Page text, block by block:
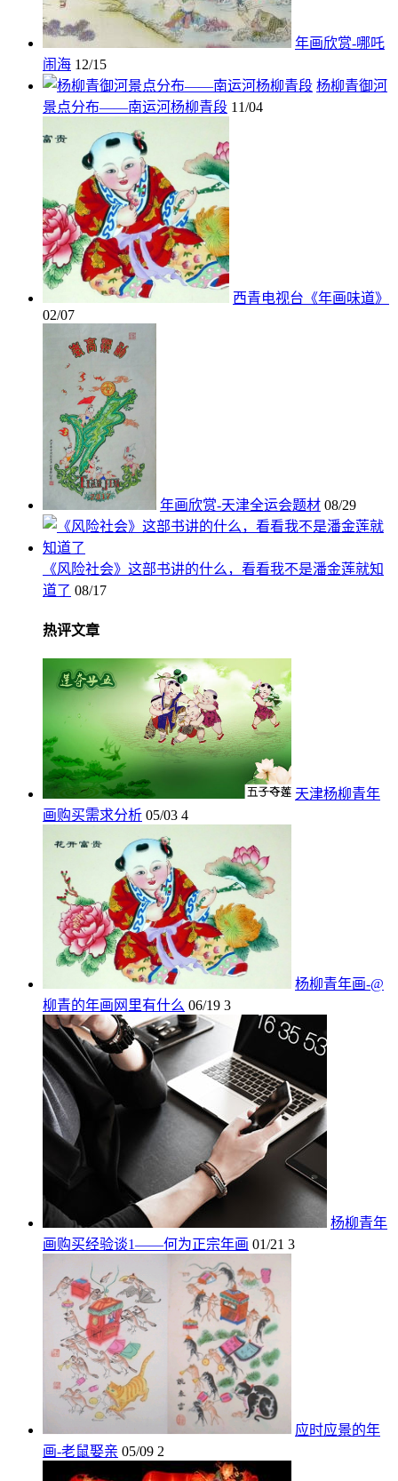
年画欣赏-哪吒
闹海 12/15
杨柳青御河
景点分布——南运河杨柳青段 11/04
西青电视台《年画味道》
02/07
年画欣赏-天津全运会题材 08/29
《风险社会》这部书讲的什么，看看我不是潘金莲就知
道了 08/17
热评文章
天津杨柳青年
画购买需求分析 05/03 4
杨柳青年画-@
柳青的年画网里有什么 06/19 3
杨柳青年
画购买经验谈1——何为正宗年画 01/21 3
应时应景的年
画-老鼠娶亲 05/09 2